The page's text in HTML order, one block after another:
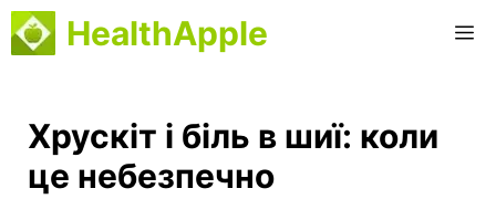
Перейти
до
HealthApple
Хрускіт і біль в шиї: коли
це небезпечно